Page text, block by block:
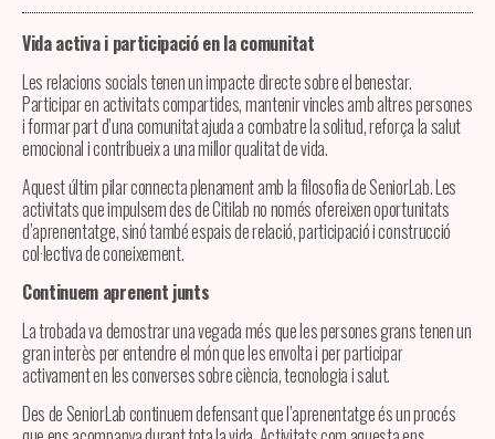
Vida activa i participació en la comunitat
Les relacions socials tenen un impacte directe sobre el benestar.
Participar en activitats compartides, mantenir vincles amb altres persones
i formar part d’una comunitat ajuda a combatre la solitud, reforça la salut
emocional i contribueix a una millor qualitat de vida.
Aquest últim pilar connecta plenament amb la filosofia de SeniorLab. Les
activitats que impulsem des de Citilab no només ofereixen oportunitats
d’aprenentatge, sinó també espais de relació, participació i construcció
col·lectiva de coneixement.
Continuem aprenent junts
La trobada va demostrar una vegada més que les persones grans tenen un
gran interès per entendre el món que les envolta i per participar
activament en les converses sobre ciència, tecnologia i salut.
Des de SeniorLab continuem defensant que l’aprenentatge és un procés